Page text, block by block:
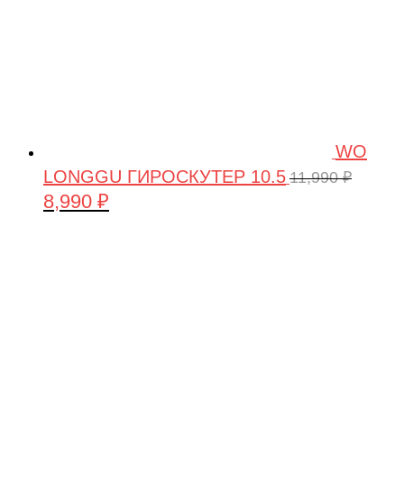
WO
LONGGU ГИРОСКУТЕР 10.5 11,990₽
Первоначальная
8,990 ₽